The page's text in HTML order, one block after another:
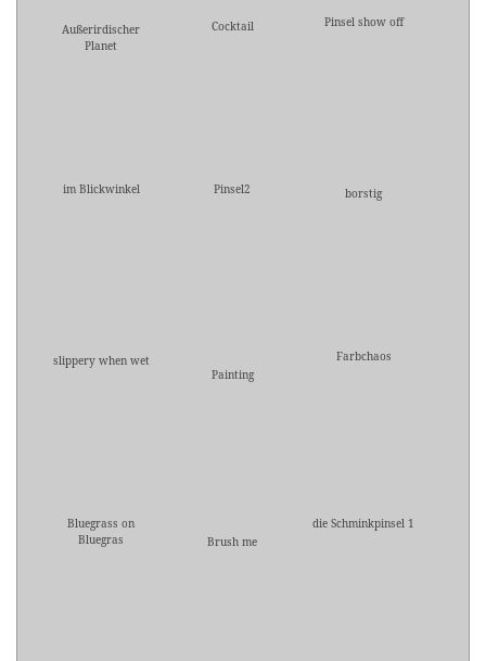
Außerirdischer
Planet
Cocktail Pinsel show off
im Blickwinkel Pinsel2 borstig
slippery when wet
Painting
Farbchaos
Bluegrass on
Bluegras
Brush me
die Schminkpinsel 1